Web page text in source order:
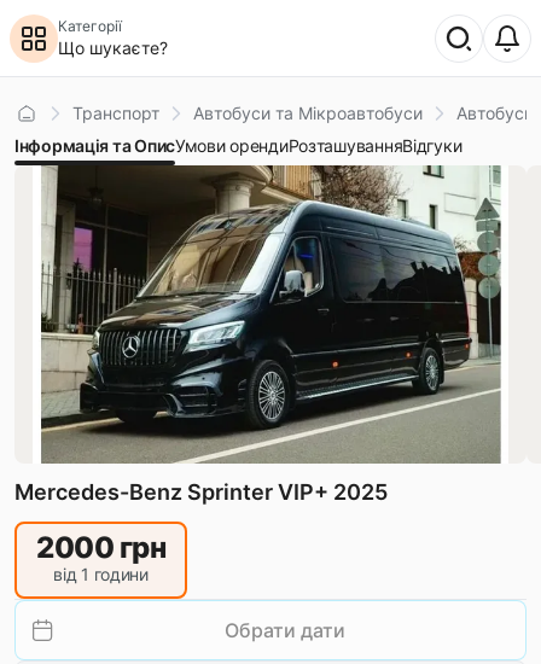
Категорії
Що шукаєте?
ГоловнаТранспорт Автобуси та Мікроавтобуси
Автобуси
Інформація та ОписУмови орендиРозташуванняВідгуки
Mercedes-Benz Sprinter VIP+ 2025
2000 грн
від 1 години
Обрати дати